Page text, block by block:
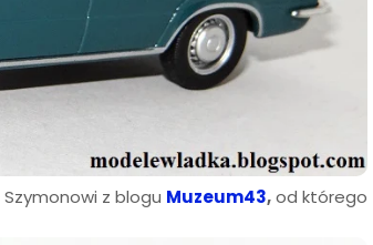
z blogu Muzeum43,od którego